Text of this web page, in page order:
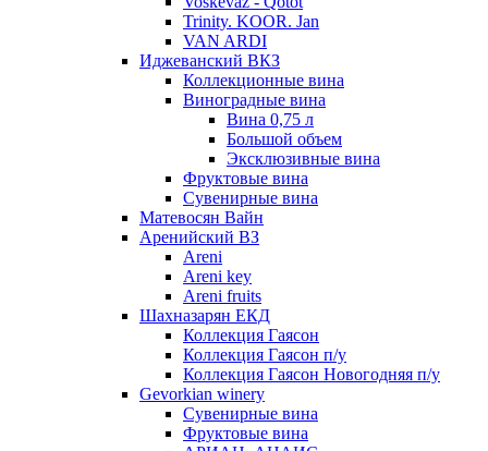
Trinity. KOOR. Jan
VAN ARDI
Иджеванский ВКЗ
Коллекционные вина
Виноградные вина
Вина 0,75 л
Большой объем
Эксклюзивные вина
Фруктовые вина
Cувенирные вина
Матевосян Вайн
Аренийский ВЗ
Areni
Areni key
Areni fruits
Шахназарян ЕКД
Коллекция Гаясон
Коллекция Гаясон п/у
Коллекция Гаясон Новогодняя п/у
Gevorkian winery
Сувенирные вина
Фруктовые вина